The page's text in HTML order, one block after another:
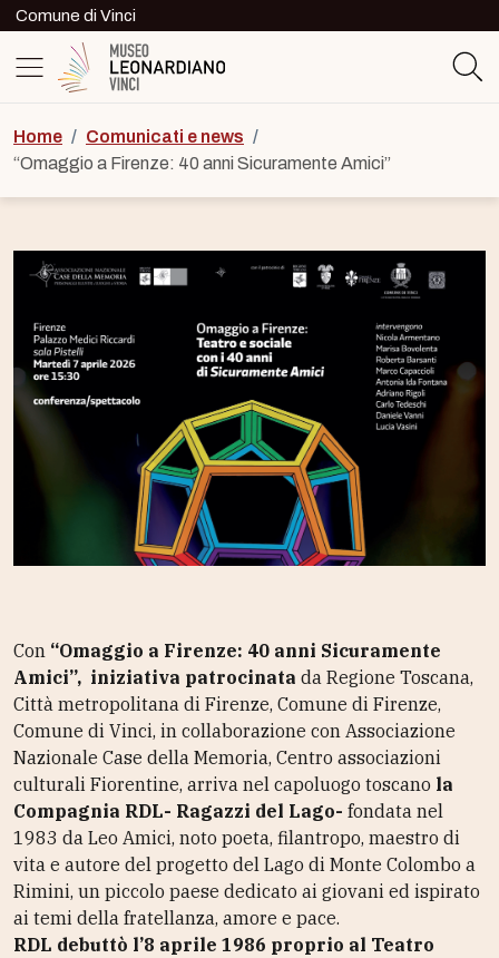
Skip to content
Comune di Vinci
Home / Comunicati e news /
“Omaggio a Firenze: 40 anni Sicuramente Amici”
Con “Omaggio a Firenze: 40 anni Sicuramente
Amici”, iniziativa patrocinata da Regione Toscana,
Città metropolitana di Firenze, Comune di Firenze,
Comune di Vinci, in collaborazione con Associazione
Nazionale Case della Memoria, Centro associazioni
culturali Fiorentine, arriva nel capoluogo toscano la
Compagnia RDL- Ragazzi del Lago- fondata nel
1983 da Leo Amici, noto poeta, filantropo, maestro di
vita e autore del progetto del Lago di Monte Colombo a
Rimini, un piccolo paese dedicato ai giovani ed ispirato
ai temi della fratellanza, amore e pace.
RDL debuttò l’8 aprile 1986 proprio al Teatro